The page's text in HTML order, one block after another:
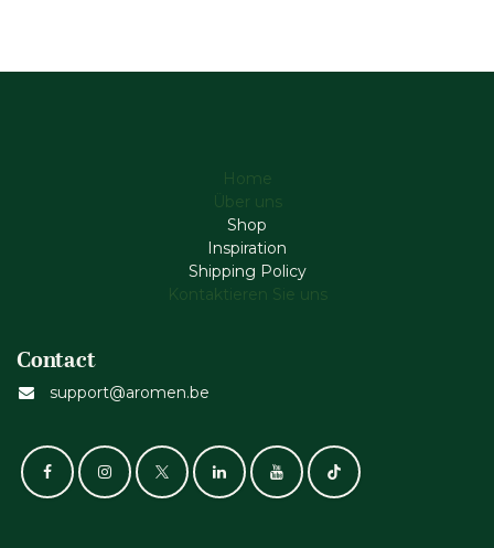
Home
Über uns
Shop
Inspiration
Shipping Policy
Kontaktieren Sie uns
Contact
support@aromen.be